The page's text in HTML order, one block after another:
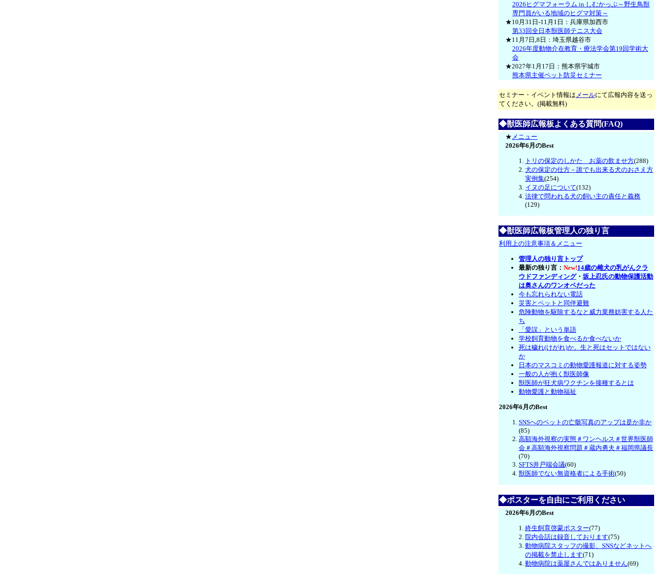
2026ヒグマフォーラム in しむかっぷ～野生鳥獣
専門員がいる地域のヒグマ対策～
★10月31日-11月1日：兵庫県加西市
第33回全日本獣医師テニス大会
★11月7日,8日：埼玉県越谷市
2026年度動物介在教育・療法学会第19回学術大
会
★2027年1月17日：熊本県宇城市
熊本県主催ペット防災セミナー
セミナー・イベント情報は メールにて広報内容を送っ
てください。(掲載無料)
◆獣医師広報板よくある質問(FAQ)
★ メニュー
2026年6月のBest
トリの保定のしかた お薬の飲ませ方(288)
犬の保定の仕方－誰でも出来る犬のおさえ方
実例集(254)
イヌの足について(132)
法律で問われる犬の飼い主の責任と義務
(129)
◆獣医師広報板管理人の独り言
利用上の注意事項＆メニュー
管理人の独り言トップ
最新の独り言： New!14歳の雌犬の乳がんクラ
ウドファンディング・坂上忍氏の動物保護活動
は奥さんのワンオペだった
今も忘れられない電話
災害とペットと同伴避難
危険動物を駆除するなと威力業務妨害する人た
ち
「愛誤」という単語
学校飼育動物を食べるか食べないか
死は穢れ(けがれ)か。生と死はセットではない
か
日本のマスコミの動物愛護報道に対する姿勢
一般の人が抱く獣医師像
獣医師が狂犬病ワクチンを接種するとは
動物愛護と動物福祉
2026年6月のBest
SNSへのペットの亡骸写真のアップは是か非か
(85)
高額海外視察の実態＃ワンヘルス＃世界獣医師
会＃高額海外視察問題＃蔵内勇夫＃福岡県議長
(70)
SFTS井戸端会議(60)
獣医師でない無資格者による手術(50)
◆ポスターを自由にご利用ください
2026年6月のBest
終生飼育啓蒙ポスター(77)
院内会話は録音しております(75)
動物病院スタッフの撮影、SNSなどネットへ
の掲載を禁止します(71)
動物病院は薬屋さんではありません(69)